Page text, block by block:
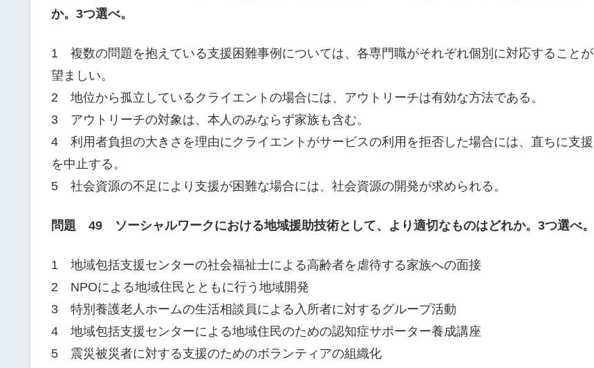
か。3つ選べ。
1 複数の問題を抱えている支援困難事例については、各専門職がそれぞれ個別に対応することが
望ましい。
2 地位から孤立しているクライエントの場合には、アウトリーチは有効な方法である。
3 アウトリーチの対象は、本人のみならず家族も含む。
4 利用者負担の大きさを理由にクライエントがサービスの利用を拒否した場合には、直ちに支援
を中止する。
5 社会資源の不足により支援が困難な場合には、社会資源の開発が求められる。
問題 49 ソーシャルワークにおける地域援助技術として、より適切なものはどれか。3つ選べ。
1 地域包括支援センターの社会福祉士による高齢者を虐待する家族への面接
2 NPOによる地域住民とともに行う地域開発
3 特別養護老人ホームの生活相談員による入所者に対するグループ活動
4 地域包括支援センターによる地域住民のための認知症サポーター養成講座
5 震災被災者に対する支援のためのボランティアの組織化